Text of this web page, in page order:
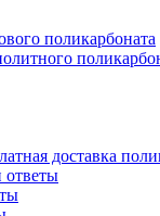
поликарбоната
доставка